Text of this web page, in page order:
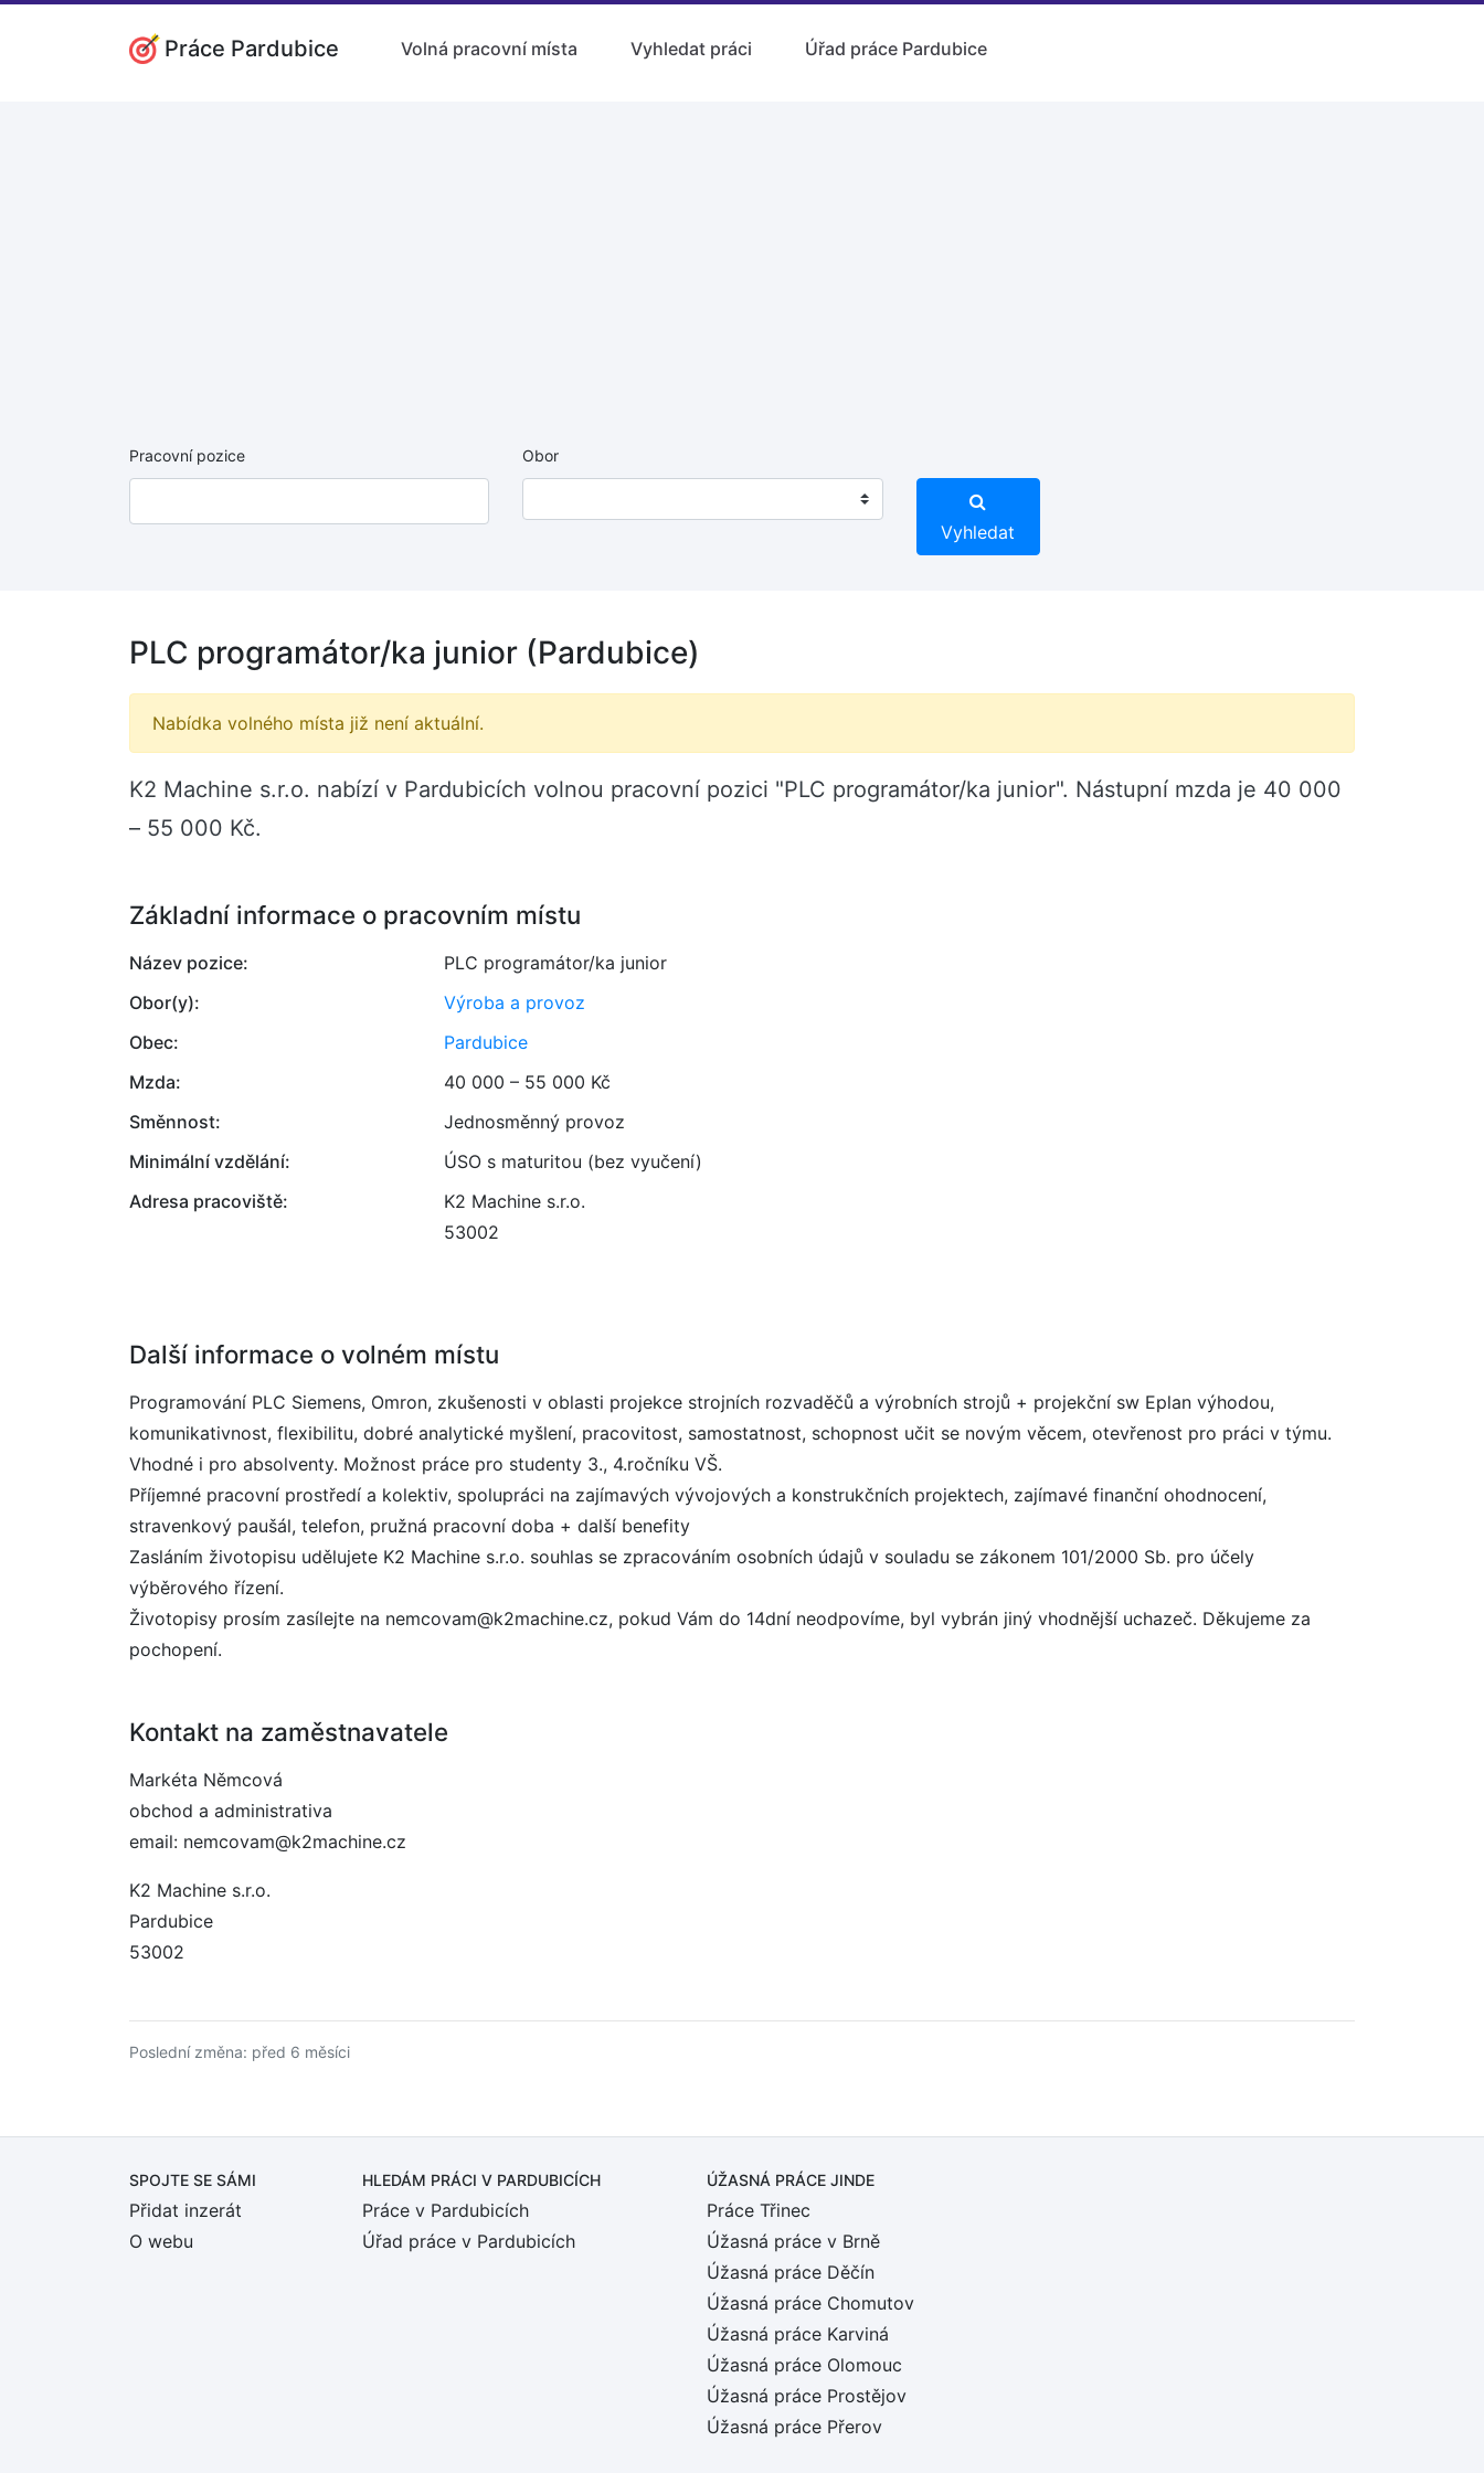
Práce Pardubice Volná pracovní místa Vyhledat práci Úřad práce Pardubice
Pracovní pozice Obor
Vyhledat
PLC programátor/ka junior (Pardubice)
Nabídka volného místa již není aktuální.
K2 Machine s.r.o. nabízí v Pardubicích volnou pracovní pozici "PLC programátor/ka junior". Nástupní mzda je 40 000
– 55 000 Kč.
Základní informace o pracovním místu
Název pozice:
PLC programátor/ka junior
Obor(y):
Výroba a provoz
Obec:
Pardubice
Mzda:
40 000 – 55 000 Kč
Směnnost:
Jednosměnný provoz
Minimální vzdělání:
ÚSO s maturitou (bez vyučení)
Adresa pracoviště:
K2 Machine s.r.o.
53002
Další informace o volném místu
Programování PLC Siemens, Omron, zkušenosti v oblasti projekce strojních rozvaděčů a výrobních strojů + projekční sw Eplan výhodou,
komunikativnost, flexibilitu, dobré analytické myšlení, pracovitost, samostatnost, schopnost učit se novým věcem, otevřenost pro práci v týmu.
Vhodné i pro absolventy. Možnost práce pro studenty 3., 4.ročníku VŠ.
Příjemné pracovní prostředí a kolektiv, spolupráci na zajímavých vývojových a konstrukčních projektech, zajímavé finanční ohodnocení,
stravenkový paušál, telefon, pružná pracovní doba + další benefity
Zasláním životopisu udělujete K2 Machine s.r.o. souhlas se zpracováním osobních údajů v souladu se zákonem 101/2000 Sb. pro účely
výběrového řízení.
Životopisy prosím zasílejte na nemcovam@k2machine.cz, pokud Vám do 14dní neodpovíme, byl vybrán jiný vhodnější uchazeč. Děkujeme za
pochopení.
Kontakt na zaměstnavatele
Markéta Němcová
obchod a administrativa
email: nemcovam@k2machine.cz
K2 Machine s.r.o.
Pardubice
53002
Poslední změna: před 6 měsíci
SPOJTE SE SÁMI
Přidat inzerát
O webu
HLEDÁM PRÁCI V PARDUBICÍCH
Práce v Pardubicích
Úřad práce v Pardubicích
ÚŽASNÁ PRÁCE JINDE
Práce Třinec
Úžasná práce v Brně
Úžasná práce Děčín
Úžasná práce Chomutov
Úžasná práce Karviná
Úžasná práce Olomouc
Úžasná práce Prostějov
Úžasná práce Přerov